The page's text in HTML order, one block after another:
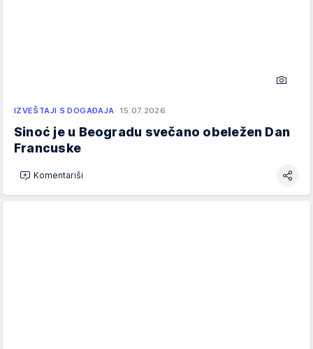
IZVEŠTAJI S DOGAĐAJA 15.07.2026.
Sinoć je u Beogradu svečano obeležen Dan
Francuske
Komentariši